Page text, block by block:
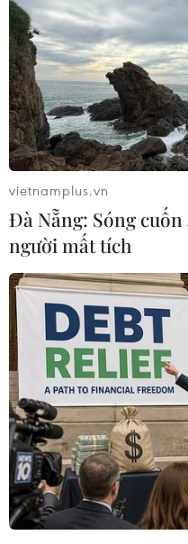
năm 2024 tại cửa khẩu
(Ảnh:
Theo thông tin từ Chi
Lào Cai, xuất nhập
Lào Cai từ đầu năm
mạnh; trong đó, chủ
sản.
Trị giá hàng hóa
2024 đến nay đạt 1,7
xuất khẩu đạt trên 1,2
khẩu đạt gần 500 triệu
Các mặt hàng xuất
bóc, thanh long, dưa
chôm chôm, xoài,
hoa, cây cảnh, rau củ
bón.
Giá trị hàng nông
2024 đến nay đạt gần
với cùng kỳ 2023.
khẩu đạt gần 500
vietnamplus.vn
Đà Nẵng: Sóng
người mất tích